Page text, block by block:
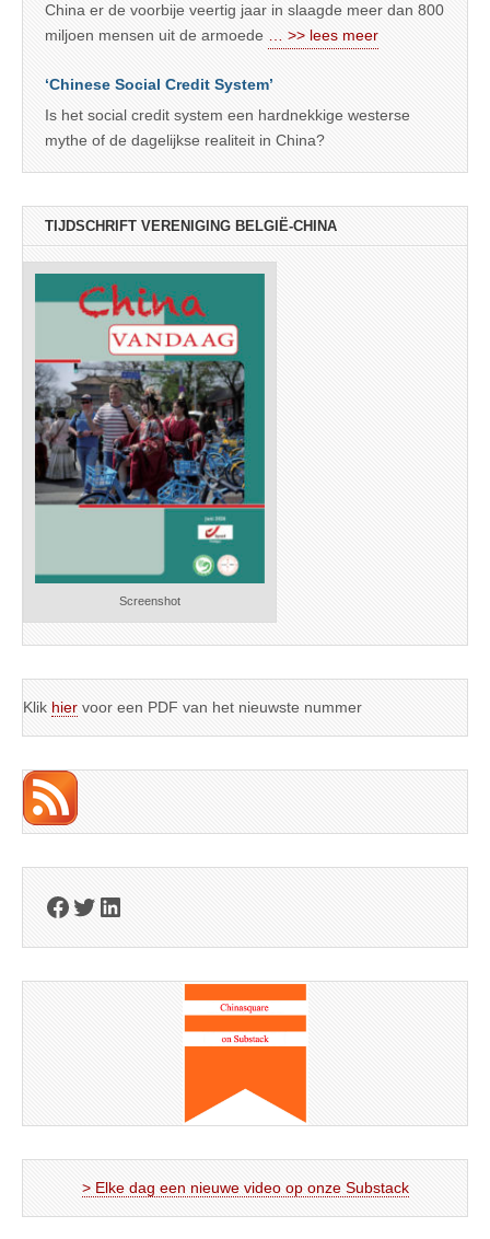
China er de voorbije veertig jaar in slaagde meer dan 800
miljoen mensen uit de armoede … >> lees meer
‘Chinese Social Credit System’
Is het social credit system een hardnekkige westerse
mythe of de dagelijkse realiteit in China?
TIJDSCHRIFT VERENIGING BELGIË-CHINA
Screenshot
Klik hier voor een PDF van het nieuwste nummer
Facebook
Twitter
LinkedIn
> Elke dag een nieuwe video op onze Substack